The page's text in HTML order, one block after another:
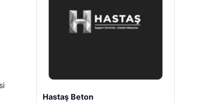
Enes Kaplan Avukatlık Bürosu